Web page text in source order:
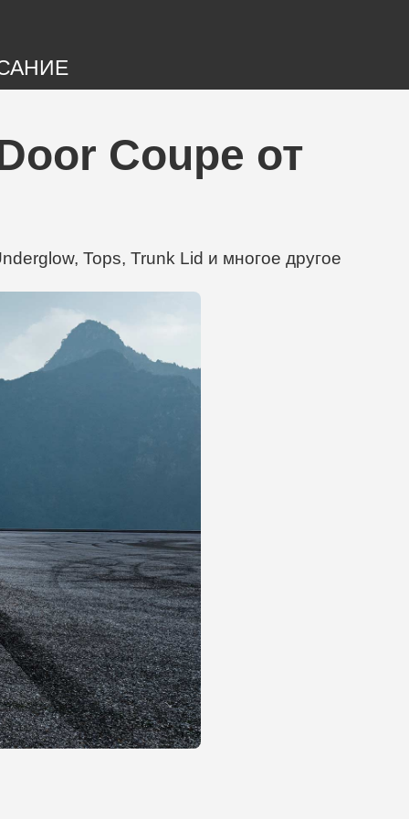
Coupe от
Tops, Trunk Lid и многое другое